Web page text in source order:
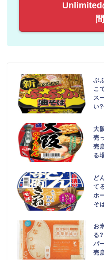
Unlimited
ぶ
こ
ス
い?
大
売
売
る
ど
て
ホ
そ
お
る
パ
売